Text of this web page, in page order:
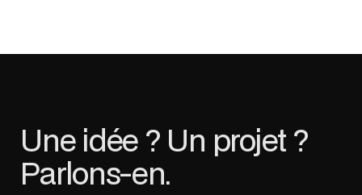
Une idée ? Un projet ?
Parlons-en.